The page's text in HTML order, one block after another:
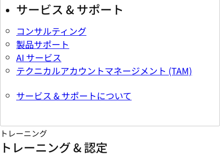
サービス & サポート
コンサルティング
製品サポート
AI サービス
テクニカルアカウントマネージメント (TAM)
サービス & サポートについて
トレーニング
トレーニング & 認定